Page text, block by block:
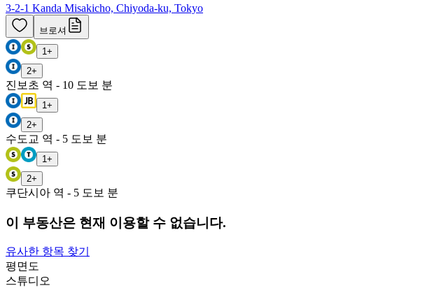
3-2-1 Kanda Misakicho, Chiyoda-ku, Tokyo
브로셔
1 +
2+
진보초 역 - 10 도보 분
1 +
2+
수도교 역 - 5 도보 분
1 +
2+
쿠단시아 역 - 5 도보 분
이 부동산은 현재 이용할 수 없습니다.
유사한 항목 찾기
평면도
스튜디오